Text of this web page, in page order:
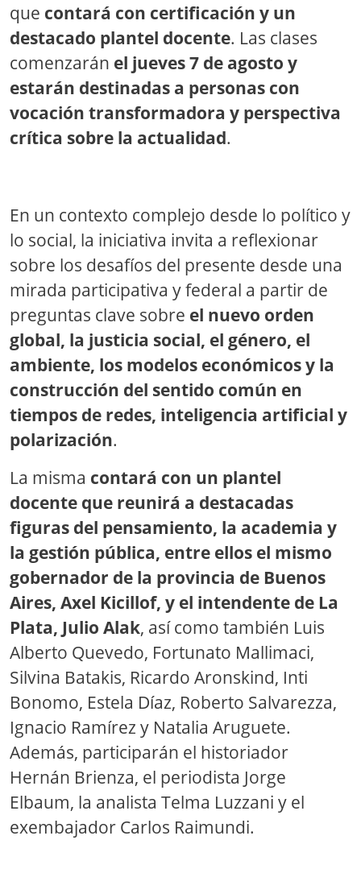
que contará con certificación y un
destacado plantel docente. Las clases
comenzarán el jueves 7 de agosto y
estarán destinadas a personas con
vocación transformadora y perspectiva
crítica sobre la actualidad.
En un contexto complejo desde lo político y
lo social, la iniciativa invita a reflexionar
sobre los desafíos del presente desde una
mirada participativa y federal a partir de
preguntas clave sobre el nuevo orden
global, la justicia social, el género, el
ambiente, los modelos económicos y la
construcción del sentido común en
tiempos de redes, inteligencia artificial y
polarización.
La misma contará con un plantel
docente que reunirá a destacadas
figuras del pensamiento, la academia y
la gestión pública, entre ellos el mismo
gobernador de la provincia de Buenos
Aires, Axel Kicillof, y el intendente de La
Plata, Julio Alak, así como también Luis
Alberto Quevedo, Fortunato Mallimaci,
Silvina Batakis, Ricardo Aronskind, Inti
Bonomo, Estela Díaz, Roberto Salvarezza,
Ignacio Ramírez y Natalia Aruguete.
Además, participarán el historiador
Hernán Brienza, el periodista Jorge
Elbaum, la analista Telma Luzzani y el
exembajador Carlos Raimundi.